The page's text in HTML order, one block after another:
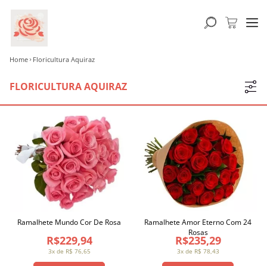
Home Floricultura Aquiraz
FLORICULTURA AQUIRAZ
3x de R$ 76,65
R$229,94
Ramalhete Mundo Cor De Rosa
3x de R$ 78,43
R$235,29
Ramalhete Amor Eterno Com 24
Rosas